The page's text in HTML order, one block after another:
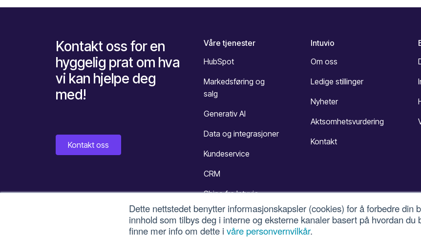
Dette nettstedet benytter informasjonskapsler (cookies) for å forbedre din
innhold som tilbys deg i interne og eksterne kanaler basert på hvordan du
finne mer info om dette i våre personvernvilkår.
Kontakt oss for en
hyggelig prat om hva
vi kan hjelpe deg
med!
Kontakt oss
Våre tjenester
HubSpot
Markedsføring og
salg
Generativ AI
Data og integrasjoner
Kundeservice
CRM
Shine fra Intuvio
Intuvio
Om oss
Ledige stillinger
Nyheter
Aktsomhetsvurdering
Kontakt
Personvern og vilkår for bruk-Bruk av informasjonskapsler